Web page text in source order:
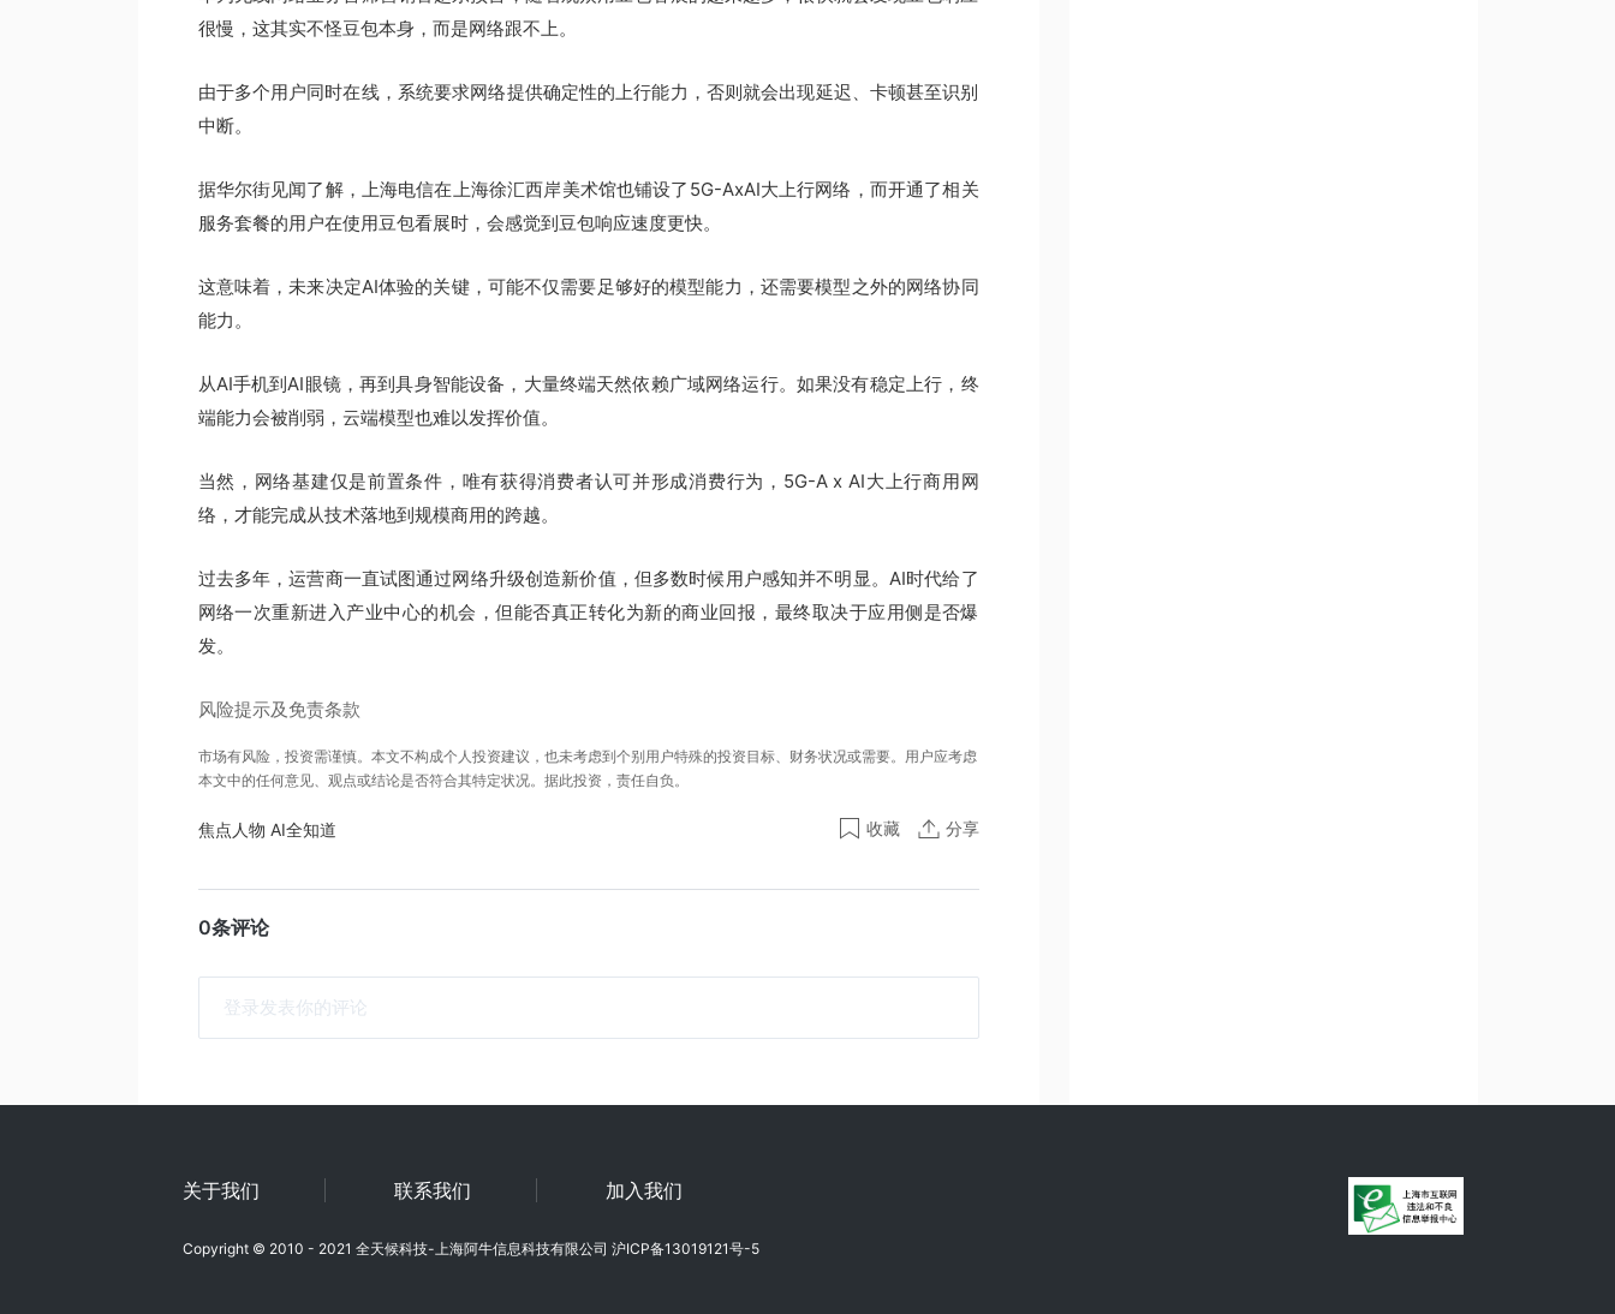
很慢，这其实不怪豆包本身，而是网络跟不上。
由于多个用户同时在线，系统要求网络提供确定性的上行能力，否则就会出现延迟、卡顿甚至识别
中断。
据华尔街见闻了解，上海电信在上海徐汇西岸美术馆也铺设了5G-AxAI大上行网络，而开通了相关
服务套餐的用户在使用豆包看展时，会感觉到豆包响应速度更快。
这意味着，未来决定AI体验的关键，可能不仅需要足够好的模型能力，还需要模型之外的网络协同
能力。
从AI手机到AI眼镜，再到具身智能设备，大量终端天然依赖广域网络运行。如果没有稳定上行，终
端能力会被削弱，云端模型也难以发挥价值。
当然，网络基建仅是前置条件，唯有获得消费者认可并形成消费行为，5G-A x AI大上行商用网
络，才能完成从技术落地到规模商用的跨越。
过去多年，运营商一直试图通过网络升级创造新价值，但多数时候用户感知并不明显。AI时代给了
网络一次重新进入产业中心的机会，但能否真正转化为新的商业回报，最终取决于应用侧是否爆
发。
风险提示及免责条款
市场有风险，投资需谨慎。本文不构成个人投资建议，也未考虑到个别用户特殊的投资目标、财务状况或需要。用户应考虑
本文中的任何意见、观点或结论是否符合其特定状况。据此投资，责任自负。
焦点人物 AI全知道 收藏 分享
0条评论
关于我们 联系我们 加入我们
Copyright © 2010 - 2021 全天候科技-上海阿牛信息科技有限公司 沪ICP备13019121号-5